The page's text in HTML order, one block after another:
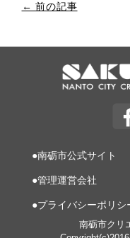
← 前の記事
●南砺市公式サイト
●管理運営会社
●プライバシーポリシ
南砺市クリ